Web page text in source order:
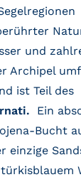
und
Archipel
ist Teil des
Ein
Bucht
einzige